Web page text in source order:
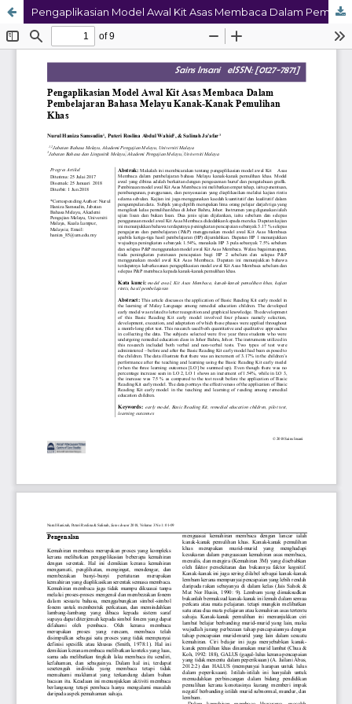
Pengaplikasian Model Awal Kit Asas Membaca Dalam Pembelajaran Bahasa Melayu Kanak-Kanak Pemulihan Khas